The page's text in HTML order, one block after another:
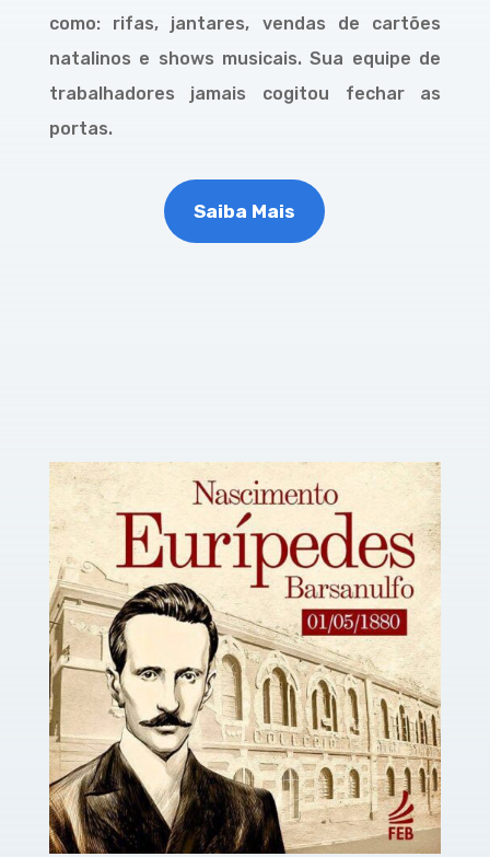
como: rifas, jantares, vendas de cartões
natalinos e shows musicais. Sua equipe de
trabalhadores jamais cogitou fechar as
portas.
Saiba Mais